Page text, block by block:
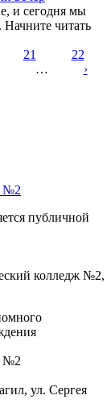
и сегодня мы
Начните читать
21
22
…
›
№2
публичной
колледж №2,
№2
ул. Сергея